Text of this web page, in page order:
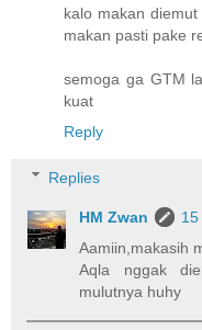
kalo makan
makan pasti pake
semoga ga GTM
kuat
Reply
Replies
HM Zwan
Aamiin,makasih
Aqla nggak
mulutnya huhy